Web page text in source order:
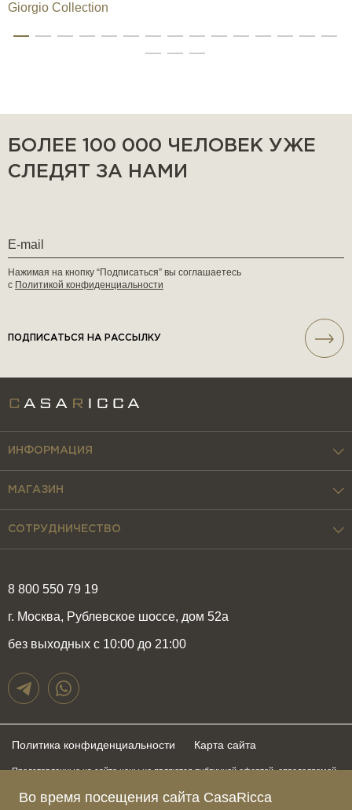
Giorgio Collection
Во время посещения сайта CasaRicca
БОЛЕЕ 100 000 ЧЕЛОВЕК УЖЕ
СЛЕДЯТ ЗА НАМИ
Нажимая на кнопку “Подписаться” вы соглашаетесь
с Политикой конфиденциальности
ПОДПИСАТЬСЯ НА РАССЫЛКУ
8 800 550 79 19
г. Москва, Рублевское шоссе, дом 52а
без выходных с 10:00 до 21:00
ИНФОРМАЦИЯ
МАГАЗИН
СОТРУДНИЧЕСТВО
Политика конфиденциальности Карта сайта
Представленные на сайте цены не являются публичной офертой, определяемой
быть изменены в любое время без предупреждения. Для получения актуальной и
подробной информации о стоимости, сроках и условиях поставки просьба